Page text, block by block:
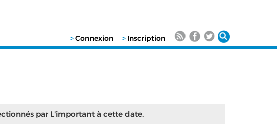
>Connexion > Inscription
par L'important à cette date.